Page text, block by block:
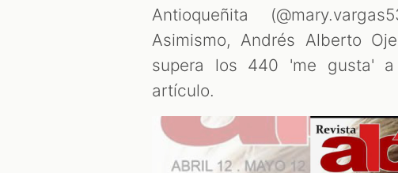
Antioqueñita
Asimismo, Andrés Alberto
supera los 440 'me gusta'
artículo.